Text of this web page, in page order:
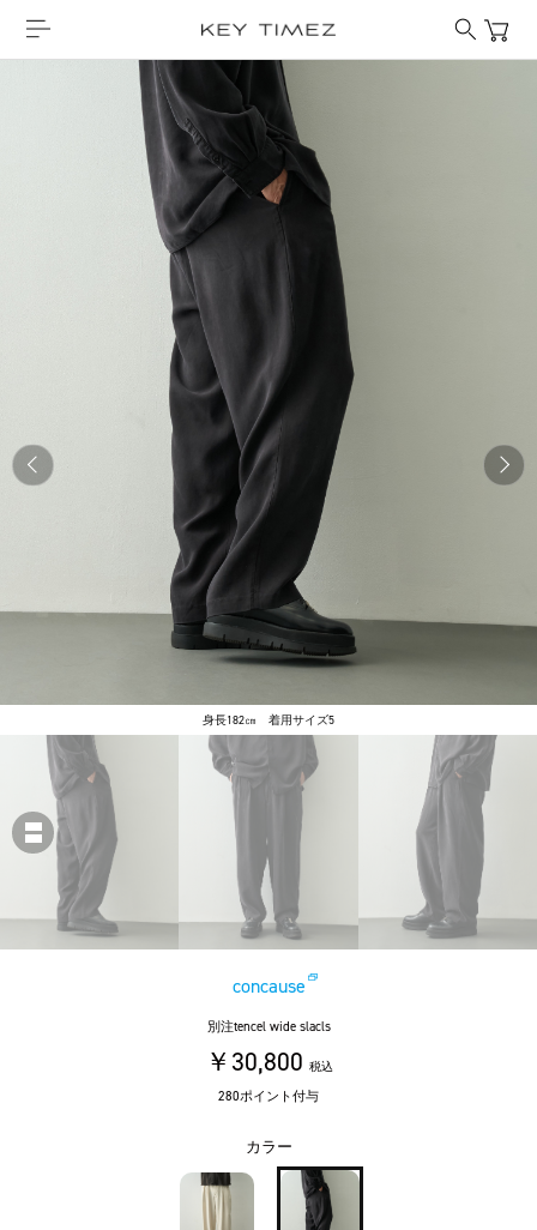
身長182㎝ 着用サイズ5
concause
別注tencel wide slacls
￥30,800 税込
280ポイント付与
カラー